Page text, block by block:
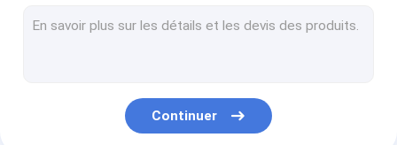
VEGF de recombinaison
Continuer